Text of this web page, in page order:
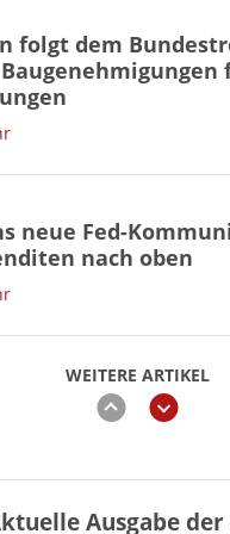
WEITERE ARTIKEL
zurückweiter
folgt dem
neue Fed-
nach oben
Vermieter-Zutritt:
Ausgabe der